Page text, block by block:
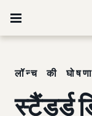
लॉन्च की घोषणा
स्टैंडर्ड